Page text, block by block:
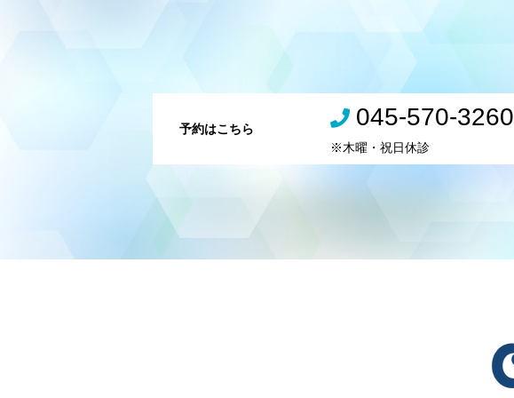
予約はこちら 045-570-3260
※木曜・祝日休診